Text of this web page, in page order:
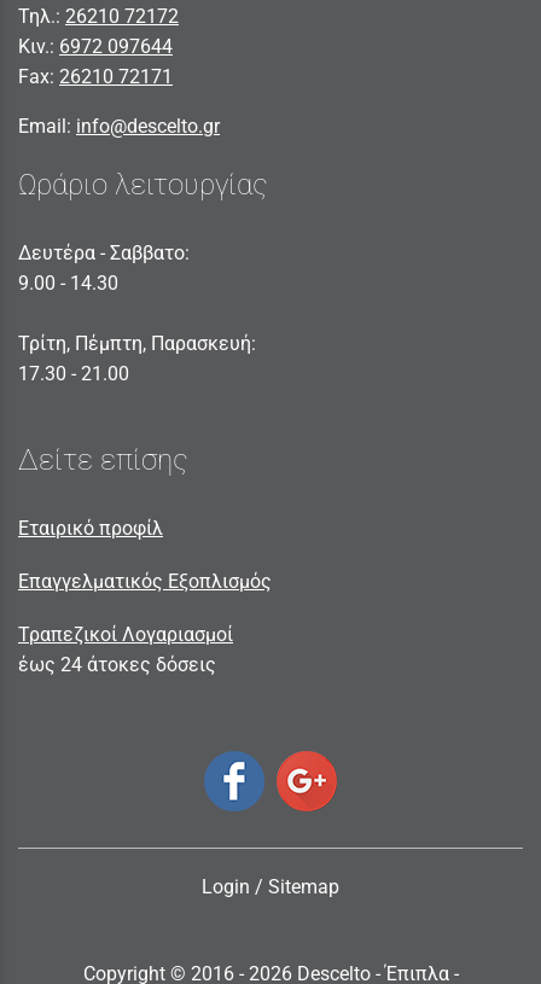
Τηλ.: 26210 72172
Κιν.: 6972 097644
Fax: 26210 72171
Email: info@descelto.gr
Ωράριο λειτουργίας
Δευτέρα - Σαββατο:
9.00 - 14.30
Τρίτη, Πέμπτη, Παρασκευή:
17.30 - 21.00
Δείτε επίσης
Εταιρικό προφίλ
Επαγγελματικός Εξοπλισμός
Τραπεζικοί Λογαριασμοί
έως 24 άτοκες δόσεις
Login / Sitemap
Copyright © 2016 - 2026 Descelto - Έπιπλα -